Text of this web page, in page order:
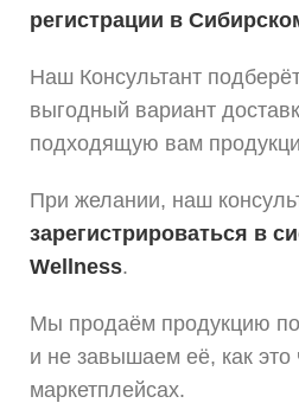
регистрации в
Наш Консультант
выгодный вариант
подходящую вам
При желании, наш
зарегистрироваться в
Wellness.
Мы продаём продукцию
и не завышаем её, как это
маркетплейсах.